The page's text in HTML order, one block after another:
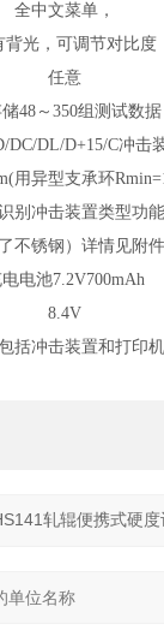
全中文菜单，
背光，可调节对比度
任意
48～350组测试数据
DC/DL/D+15/C冲击
用异型支承环
别冲击装置类型功能
不锈钢）详情见附
电电池7.2V700mAh
8.4V
括冲击装置和打印